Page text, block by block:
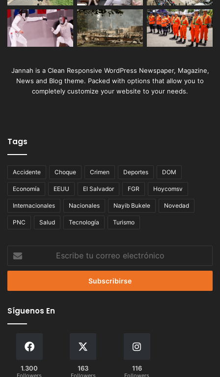
Jannah is a Clean Responsive WordPress Newspaper, Magazine,
News and Blog theme. Packed with options that allow you to
completely customize your website to your needs.
Tags
Accidente Choque Crimen Deportes DOM
Economía EEUU El Salvador FGR Hoycomsv
Internacionales Nacionales Nayib Bukele Novedad
PNC Salud Tecnología Turismo
tu
correo
Síguenos En
1.300
Followers
163
Followers
116
Followers